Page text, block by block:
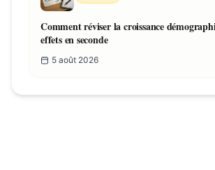
Comment réviser la croissance
effets en seconde
5 août 2026